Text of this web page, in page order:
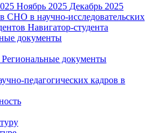
Ноябрь 2025 Декабрь 2025
СНО в научно-исследовательских
Навигатор-студента
документы
Региональные документы
педагогических кадров в